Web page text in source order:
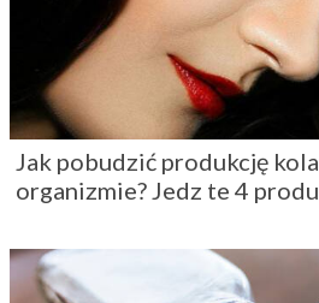
Jak pobudzić produkcję
organizmie? Jedz te 4